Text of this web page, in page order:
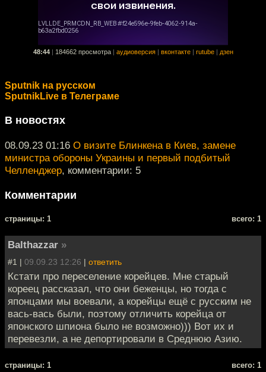
48:44 184662 просмотра аудиоверсия вконтакте rutube дзен
Sputnik на русском
SputnikLive в Телеграме
В новостях
08.09.23 01:16 О визите Блинкена в Киев, замене
министра обороны Украины и первый подбитый
Челленджер, комментарии: 5
Комментарии
cтраницы: 1 всего: 1
Balthazzar »
#1 | 09.09.23 12:26 | ответить
Кстати про переселение корейцев. Мне старый
кореец рассказал, что они беженцы, но тогда с
японцами мы воевали, а корейцы ещё с русским не
вась-вась были, поэтому отличить корейца от
японского шпиона было не возможно))) Вот их и
перевезли, а не депортировали в Среднюю Азию.
cтраницы: 1 всего: 1